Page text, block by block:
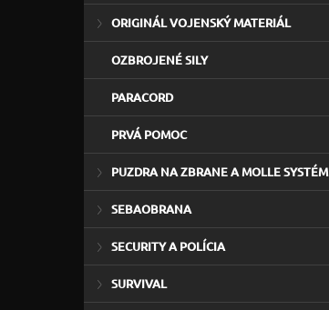
ORIGINÁL VOJENSKÝ MATERIÁL
OZBROJENÉ SILY
PARACORD
PRVÁ POMOC
PUZDRA NA ZBRANE A MOLLE SYSTÉM
SEBAOBRANA
SECURITY A POLÍCIA
SURVIVAL